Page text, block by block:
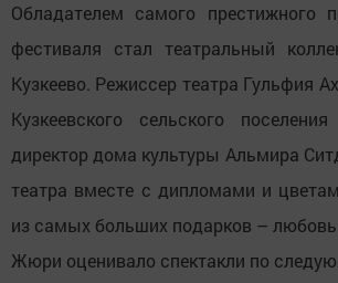
Обладателем самого престижного
фестиваля стал театральный
Кузкеево. Режиссер театра Гульфия
Кузкеевского сельского
директор дома культуры Альмира
театра вместе с дипломами и
из самых больших подарков – любовь
Жюри оценивало спектакли по